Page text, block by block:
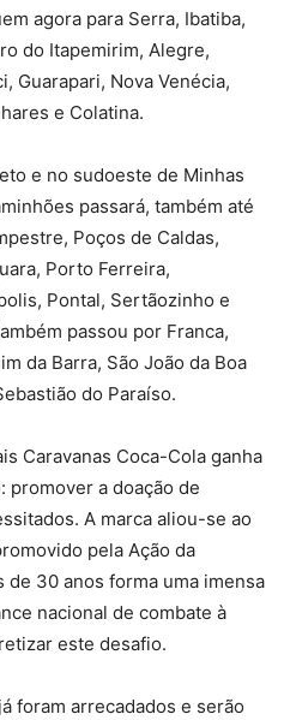
agora para Serra, Ibatiba,
do Itapemirim, Alegre,
Guarapari, Nova Venécia,
e Colatina.
e no sudoeste de Minhas
passará, também até
Poços de Caldas,
Porto Ferreira,
Pontal, Sertãozinho e
passou por Franca,
da Barra, São João da Boa
do Paraíso.
Caravanas Coca-Cola ganha
promover a doação de
A marca aliou-se ao
pela Ação da
de 30 anos forma uma imensa
nacional de combate à
este desafio.
foram arrecadados e serão